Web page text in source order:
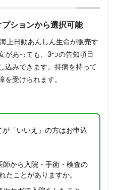
ションから選択可能
上日動あんしん生命が販売す
があっても、3つの告知項目
込みできます。持病を持って
を受けられます。
「いいえ」の方はお申込
師から入院・手術・検査の
たことがありますか。